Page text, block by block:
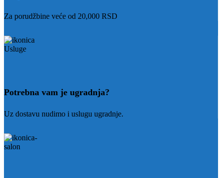
Za porudžbine veće od 20,000 RSD
Potrebna vam je ugradnja?
Uz dostavu nudimo i uslugu ugradnje.